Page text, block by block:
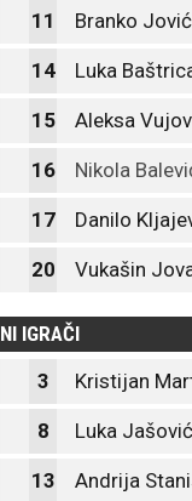
11 Branko
14 Luka
15 Aleksa
16 Nikola
17 Danilo
20 Vukašin
IGRAČI
3 Kristijan
8 Luka Jašović
13 Andrija